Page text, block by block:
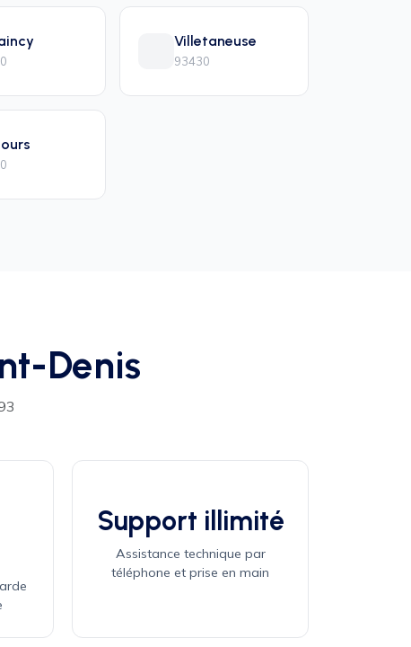
Villetaneuse
93430
Denis
Support illimité
Assistance technique par
téléphone et prise en main